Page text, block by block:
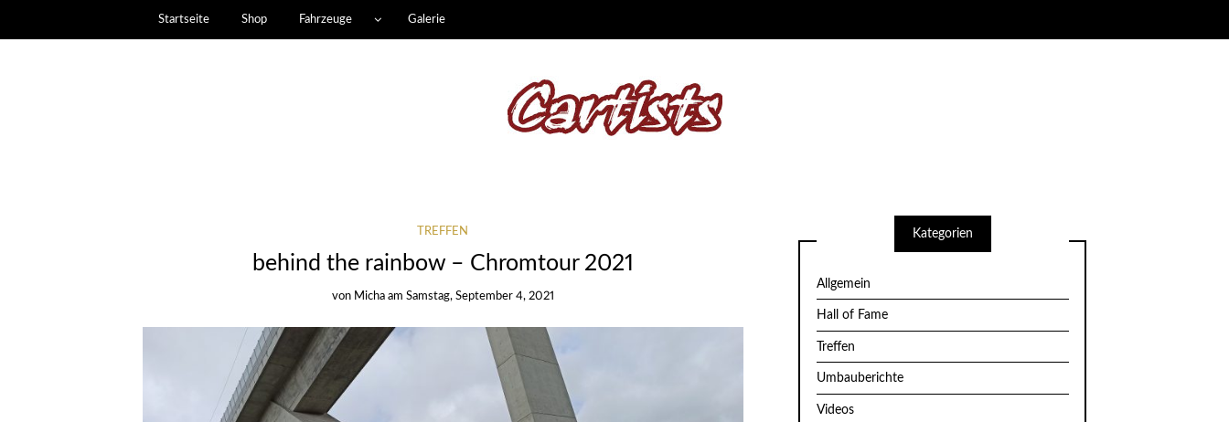
Startseite Shop Fahrzeuge Galerie
TREFFEN
behind the rainbow – Chromtour 2021
von Micha am Samstag, September 4, 2021
Kategorien
Allgemein
Hall of Fame
Treffen
Umbauberichte
Videos